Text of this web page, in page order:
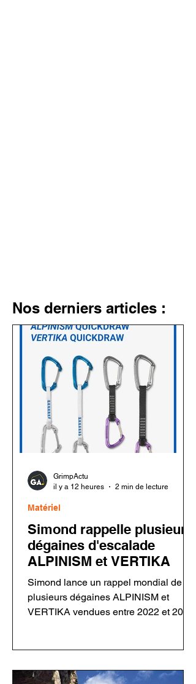
Nos derniers articles :
Simond rappelle plusieurs
dégaines d'escalade
ALPINISM et VERTIKA
Simond lance un rappel mondial de
plusieurs dégaines ALPINISM et
VERTIKA vendues entre 2022 et 2026.
chute. Les utilisateurs doivent
Matériel
GrimpActu
il y a 12 heures
2 min de lecture